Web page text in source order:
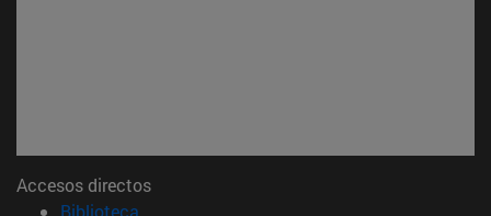
Accesos directos
Biblioteca